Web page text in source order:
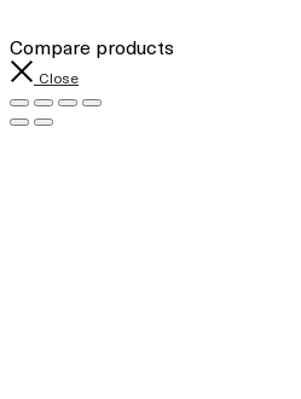
Compare products
Close